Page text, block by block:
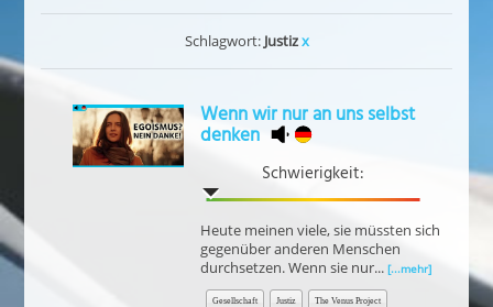
Schlagwort: Justizx
Wenn wir nur an uns selbst
denken
Schwierigkeit:
Heute meinen viele, sie müssten sich
gegenüber anderen Menschen
durchsetzen. Wenn sie nur... [...mehr]
Gesellschaft Justiz The Venus Project